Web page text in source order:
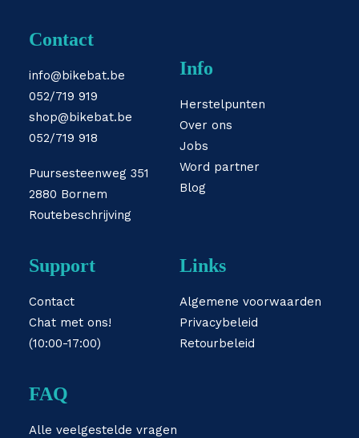
Contact
info@bikebat.be
052/719 919
shop@bikebat.be
052/719 918
Puursesteenweg 351
2880 Bornem
Routebeschrijving
Info
Herstelpunten
Over ons
Jobs
Word partner
Blog
Support
Contact
Chat met ons!
(10:00-17:00)
Links
Algemene voorwaarden
Privacybeleid
Retourbeleid
FAQ
Alle veelgestelde vragen